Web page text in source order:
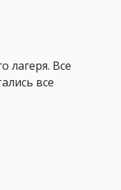
лагеря. Все
все